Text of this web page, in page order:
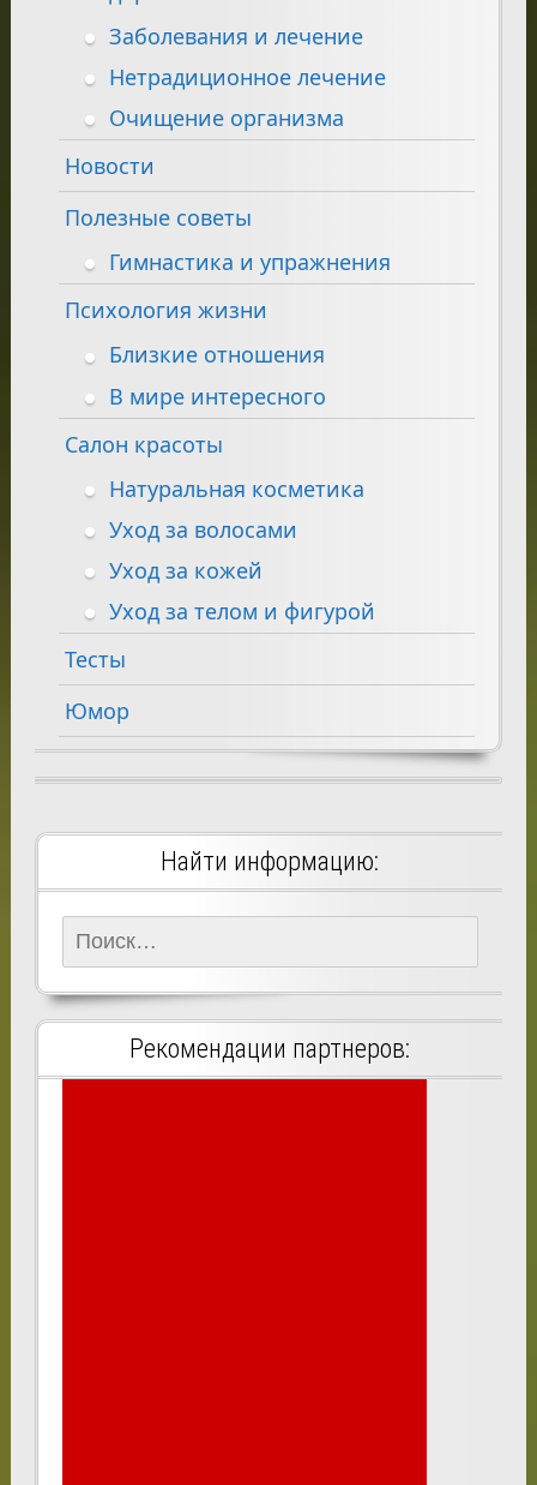
Заболевания и лечение
Нетрадиционное лечение
Очищение организма
Новости
Полезные советы
Гимнастика и упражнения
Психология жизни
Близкие отношения
В мире интересного
Салон красоты
Натуральная косметика
Уход за волосами
Уход за кожей
Уход за телом и фигурой
Тесты
Юмор
Найти информацию:
Найти:
Рекомендации партнеров: